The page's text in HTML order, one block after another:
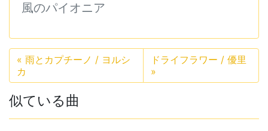
風のパイオニア
« 雨とカプチーノ / ヨルシ
カ
ドライフラワー / 優里
»
似ている曲